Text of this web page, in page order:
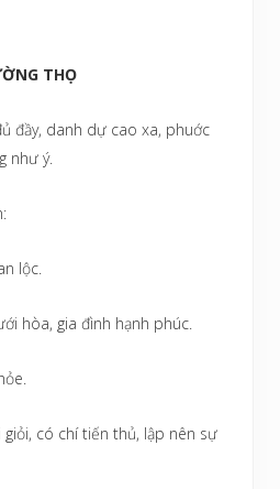
THỌ
đầy, danh dự cao xa, phuớc
như ý.
lộc.
hòa, gia đình hạnh phúc.
giỏi, có chí tiến thủ, lập nên sự